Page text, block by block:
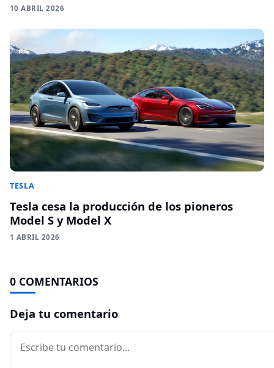
10 ABRIL 2026
TESLA
Tesla cesa la producción de los pioneros
Model S y Model X
1 ABRIL 2026
0 COMENTARIOS
Deja tu comentario
Comentario